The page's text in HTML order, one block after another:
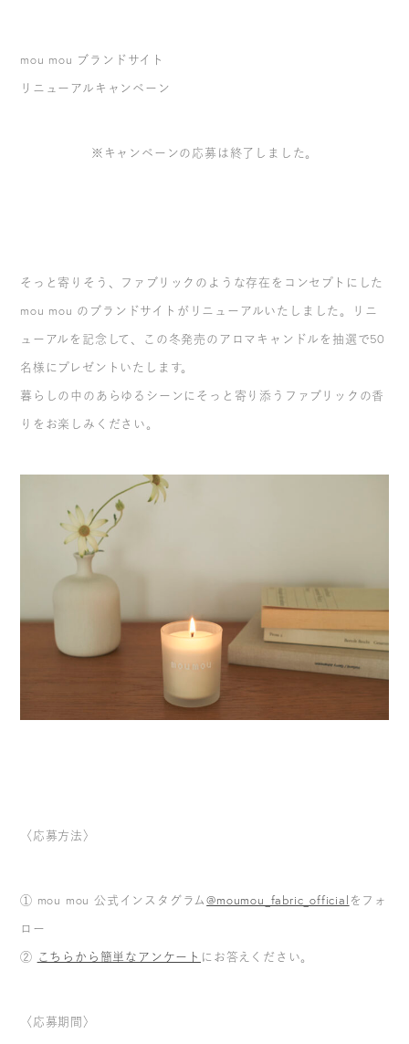
mou mou ブランドサイト
リニューアルキャンペーン
※キャンペーンの応募は終了しました。
そっと寄りそう、ファブリックのような存在をコンセプトにした
mou mou のブランドサイトがリニューアルいたしました。リニ
ューアルを記念して、この冬発売のアロマキャンドルを抽選で50
名様にプレゼントいたします。
暮らしの中のあらゆるシーンにそっと寄り添うファブリックの香
りをお楽しみください。
〈応募方法〉
① mou mou 公式インスタグラム@moumou_fabric_official をフォ
ロー
② こちらから簡単なアンケート にお答えください。
〈応募期間〉